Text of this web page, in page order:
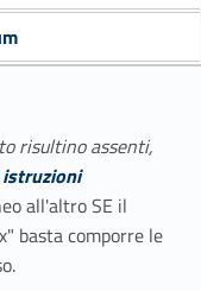
risultino assenti,
all'altro SE il
basta comporre le